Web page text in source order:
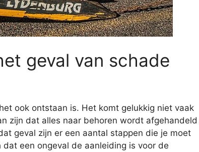
geval van schade
ook ontstaan is. Het komt gelukkig niet vaak
zijn dat alles naar behoren wordt afgehandeld
geval zijn er een aantal stappen die je moet
een ongeval de aanleiding is voor de